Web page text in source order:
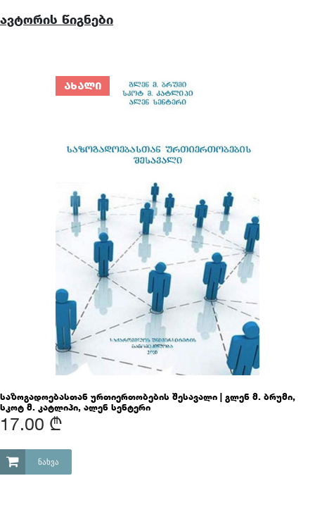
ავტორის წიგნები
ᲐᲮᲐᲚᲘ
საზოგადოებასთან ურთიერთობების შესავალი | გლენ მ. ბრუმი,
სკოტ მ. კატლიპი, ალენ სენტერი
17.00 ₾
ᲜᲐᲮᲕᲐ